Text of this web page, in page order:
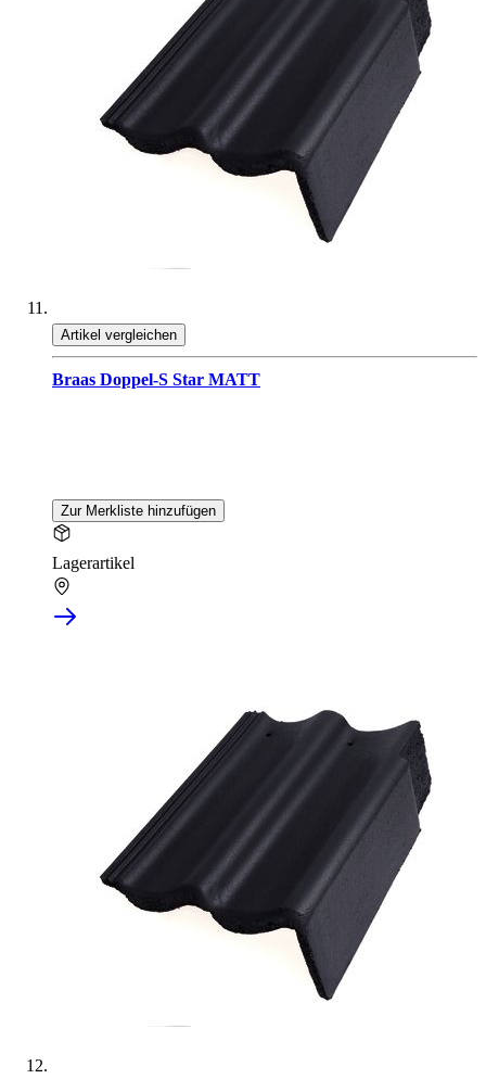
Artikel vergleichen
Braas Doppel-S Star MATT
Zur Merkliste hinzufügen
Lagerartikel